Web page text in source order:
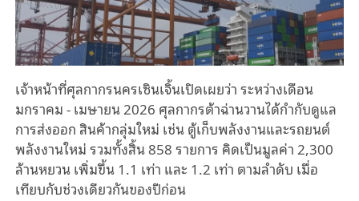
เจ้าหน้าที่ศุลกากรนครเซินเจิ้นเปิดเผยว่า ระหว่างเดือน
มกราคม - เมษายน 2026 ศุลกากรต้าฉ่านวานได้กำกับดูแล
การส่งออก สินค้ากลุ่มใหม่ เช่น ตู้เก็บพลังงานและรถยนต์
พลังงานใหม่ รวมทั้งสิ้น 858 รายการ คิดเป็นมูลค่า 2,300
ล้านหยวน เพิ่มขึ้น 1.1 เท่า และ 1.2 เท่า ตามลำดับ เมื่อ
เทียบกับช่วงเดียวกันของปีก่อน